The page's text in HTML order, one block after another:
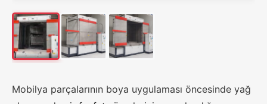
Mobilya parçalarının boya uygulaması öncesinde yağ